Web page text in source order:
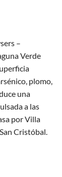
–
Verde
plomo,
una
a las
por Villa
Cristóbal.